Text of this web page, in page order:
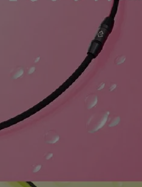
レディースカジュアルウェア
レディーススポーツウェア
スポーツシューズ
メンズシューズ･スニーカー
レディースシューズ･スニーカー
サンダル･シューズその他